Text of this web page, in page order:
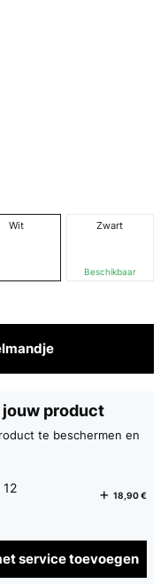
Wit Zwart
Beschikbaar
product
te beschermen en
18,90 €
service toevoegen